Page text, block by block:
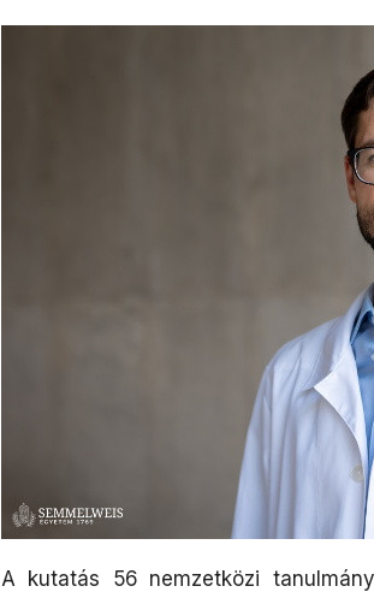
A kutatás 56 nemzetközi